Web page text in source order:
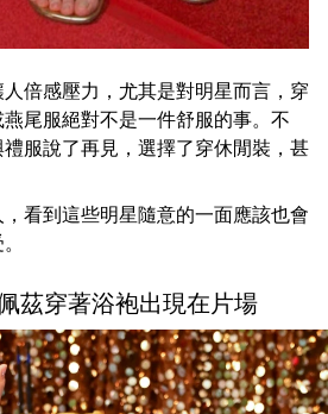
倍感壓力，尤其是對明星而言，穿
尾服絕對不是一件舒服的事。不
服說了再見，選擇了穿休閒裝，甚
看到這些明星隨意的一面應該也會
茲穿著浴袍出現在片場